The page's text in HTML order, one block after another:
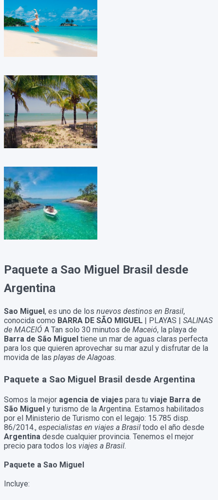
Paquete a Sao Miguel Brasil desde
Argentina
Sao Miguel, es uno de los nuevos destinos en Brasil,
conocida como BARRA DE SÃO MIGUEL | PLAYAS | SALINAS
de MACEIÓ A Tan solo 30 minutos de Maceió, la playa de
Barra de São Miguel tiene un mar de aguas claras perfecta
para los que quieren aprovechar su mar azul y disfrutar de la
movida de las playas de Alagoas.
Paquete a Sao Miguel Brasil desde Argentina
Somos la mejor agencia de viajes para tu viaje Barra de
São Miguel y turismo de la Argentina. Estamos habilitados
por el Ministerio de Turismo con el legajo: 15.785 disp.
86/2014., especialistas en viajes a Brasil todo el año desde
Argentina desde cualquier provincia. Tenemos el mejor
precio para todos los viajes a Brasil.
Paquete a Sao Miguel
Incluye: